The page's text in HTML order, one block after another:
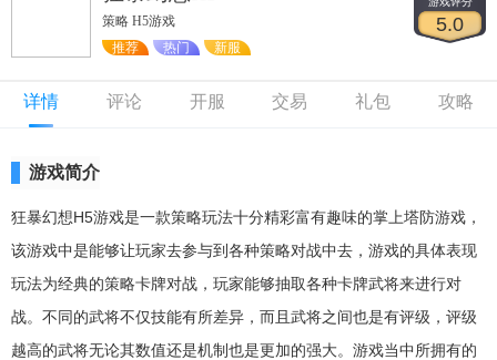
策略 H5游戏
推荐
热门 新服
5.0
详情 评论 开服 交易 礼包 攻略
游戏简介
狂暴幻想H5游戏是一款策略玩法十分精彩富有趣味的掌上塔防游戏，
该游戏中是能够让玩家去参与到各种策略对战中去，游戏的具体表现
玩法为经典的策略卡牌对战，玩家能够抽取各种卡牌武将来进行对
战。不同的武将不仅技能有所差异，而且武将之间也是有评级，评级
越高的武将无论其数值还是机制也是更加的强大。游戏当中所拥有的